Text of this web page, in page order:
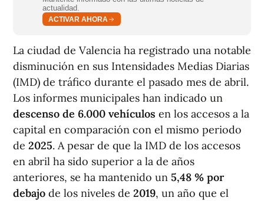
actualidad.
ACTIVAR AHORA
La ciudad de Valencia ha registrado una notable
disminución en sus Intensidades Medias Diarias
(IMD) de tráfico durante el pasado mes de abril.
Los informes municipales han indicado un
descenso de 6.000 vehículos en los accesos a la
capital en comparación con el mismo periodo
de 2025. A pesar de que la IMD de los accesos
en abril ha sido superior a la de años
anteriores, se ha mantenido un 5,48 % por
debajo de los niveles de 2019, un año que el